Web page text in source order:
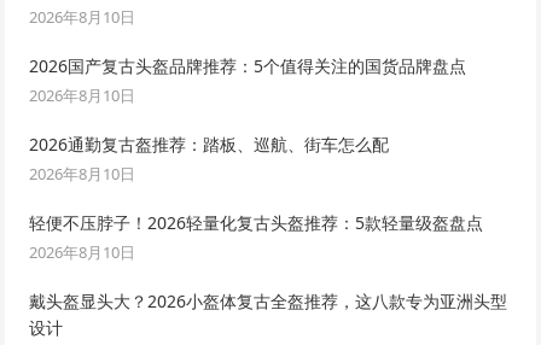
2026年8月10日
2026国产复古头盔品牌推荐：5个值得关注的国货品牌盘点
2026年8月10日
2026通勤复古盔推荐：踏板、巡航、街车怎么配
2026年8月10日
轻便不压脖子！2026轻量化复古头盔推荐：5款轻量级盔盘点
2026年8月10日
戴头盔显头大？2026小盔体复古全盔推荐，这八款专为亚洲头型
设计